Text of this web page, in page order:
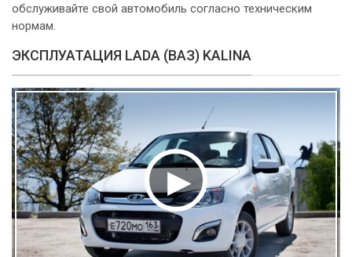
обслуживайте свой автомобиль согласно техническим
нормам.
ЭКСПЛУАТАЦИЯ LADA (ВАЗ) KALINA